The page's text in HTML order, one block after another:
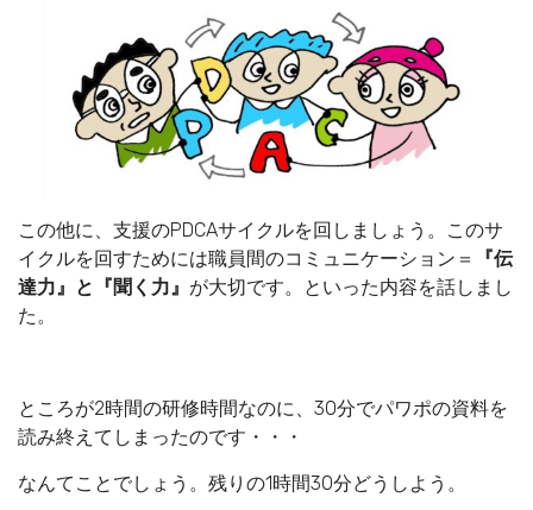
この他に、支援のPDCAサイクルを回しましょう。このサ
イクルを回すためには職員間のコミュニケーション＝
『伝
達力』と『聞く力』 が大切です。といった内容を話しまし
た。
ところが2時間の研修時間なのに、30分でパワポの資料を
読み終えてしまったのです・・・
なんてことでしょう。残りの1時間30分どうしよう。